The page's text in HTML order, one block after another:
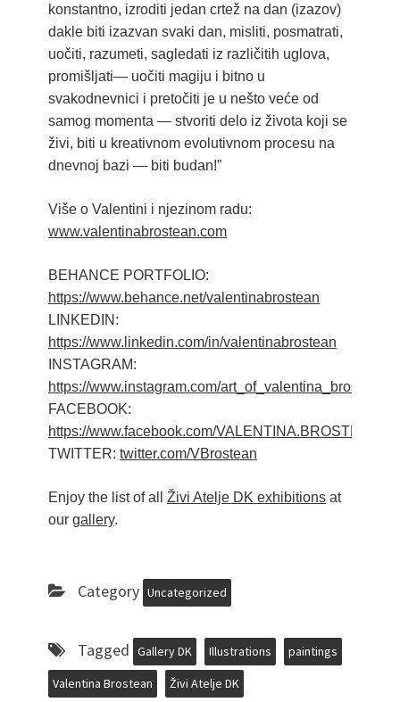
konstantno, izroditi jedan crtež na dan (izazov)
dakle biti izazvan svaki dan, misliti, posmatrati,
uočiti, razumeti, sagledati iz različitih uglova,
promišljati— uočiti magiju i bitno u
svakodnevnici i pretočiti je u nešto veće od
samog momenta — stvoriti delo iz života koji se
živi, biti u kreativnom evolutivnom procesu na
dnevnoj bazi — biti budan!”
Više o Valentini i njezinom radu:
www.valentinabrostean.com
​BEHANCE PORTFOLIO:
https://www.behance.net/valentinabrostean
LINKEDIN:
https://www.linkedin.com/in/valentinabrostean
INSTAGRAM:
https://www.instagram.com/art_of_valentina_brostean/
FACEBOOK:
https://www.facebook.com/VALENTINA.BROSTEAN
TWITTER: twitter.com/VBrostean
Enjoy the list of all Živi Atelje DK exhibitions at
our gallery.
Category Uncategorized
Tagged Gallery DK Illustrations
paintings
Valentina Brostean
Živi Atelje DK